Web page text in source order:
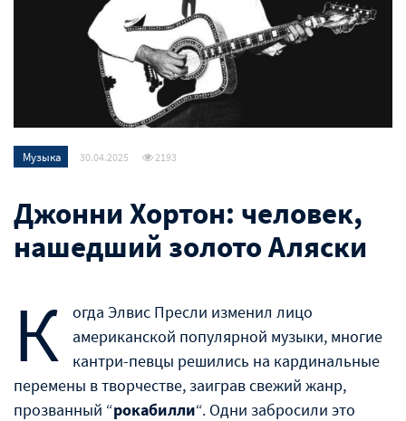
Музыка 30.04.2025 2193
Джонни Хортон: человек,
нашедший золото Аляски
К
огда Элвис Пресли изменил лицо
американской популярной музыки, многие
кантри-певцы решились на кардинальные
перемены в творчестве, заиграв свежий жанр,
прозванный “рокабилли“. Одни забросили это